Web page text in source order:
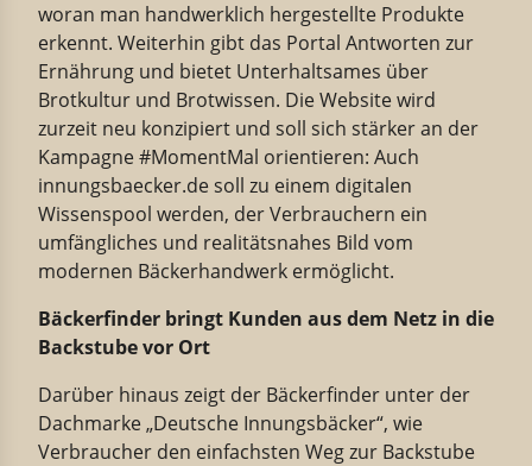
woran man handwerklich hergestellte Produkte
erkennt. Weiterhin gibt das Portal Antworten zur
Ernährung und bietet Unterhaltsames über
Brotkultur und Brotwissen. Die Website wird
zurzeit neu konzipiert und soll sich stärker an der
Kampagne #MomentMal orientieren: Auch
innungsbaecker.de soll zu einem digitalen
Wissenspool werden, der Verbrauchern ein
umfängliches und realitätsnahes Bild vom
modernen Bäckerhandwerk ermöglicht.
Bäckerfinder bringt Kunden aus dem Netz in die
Backstube vor Ort
Darüber hinaus zeigt der Bäckerfinder unter der
Dachmarke „Deutsche Innungsbäcker“, wie
Verbraucher den einfachsten Weg zur Backstube